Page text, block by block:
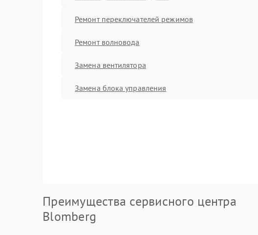
Ремонт переключателей режимов
Ремонт волновода
Замена вентилятора
Замена блока управления
Преимущества сервисного центра
Blomberg